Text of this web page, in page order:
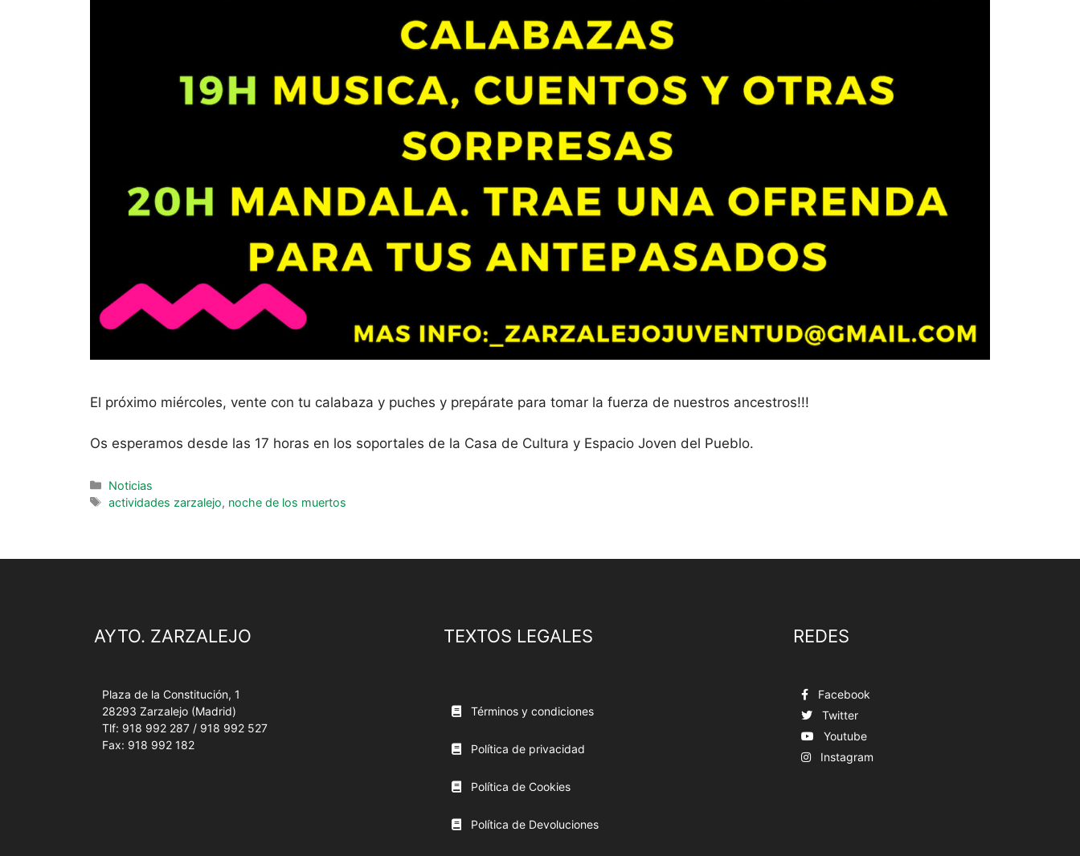
El próximo miércoles, vente con tu calabaza y puches y prepárate para tomar la fuerza de nuestros ancestros!!!
Os esperamos desde las 17 horas en los soportales de la Casa de Cultura y Espacio Joven del Pueblo.
Noticias
actividades zarzalejo, noche de los muertos
AYTO. ZARZALEJO
Plaza de la Constitución, 1
28293 Zarzalejo (Madrid)
Tlf: 918 992 287 / 918 992 527
Fax: 918 992 182
TEXTOS LEGALES
Términos y condiciones
Política de privacidad
Política de Cookies
Política de Devoluciones
REDES
Facebook
Twitter
Youtube
Instagram